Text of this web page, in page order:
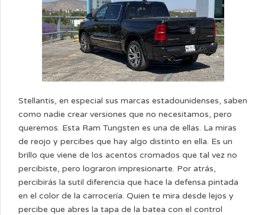
Stellantis, en especial sus marcas estadounidenses, saben
como nadie crear versiones que no necesitamos, pero
queremos. Esta Ram Tungsten es una de ellas. La miras
de reojo y percibes que hay algo distinto en ella. Es un
brillo que viene de los acentos cromados que tal vez no
percibiste, pero lograron impresionarte. Por atrás,
percibirás la sutil diferencia que hace la defensa pintada
en el color de la carrocería. Quien te mira desde lejos y
percibe que abres la tapa de la batea con el control